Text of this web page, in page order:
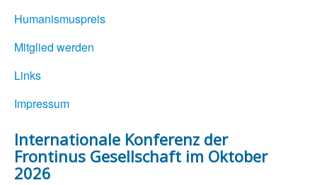
Humanismuspreis
Mitglied werden
Links
Impressum
Internationale Konferenz der
Frontinus Gesellschaft im Oktober
2026